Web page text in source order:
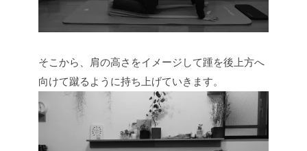
そこから、肩の高さをイメージして踵を後上方へ
向けて蹴るように持ち上げていきます。